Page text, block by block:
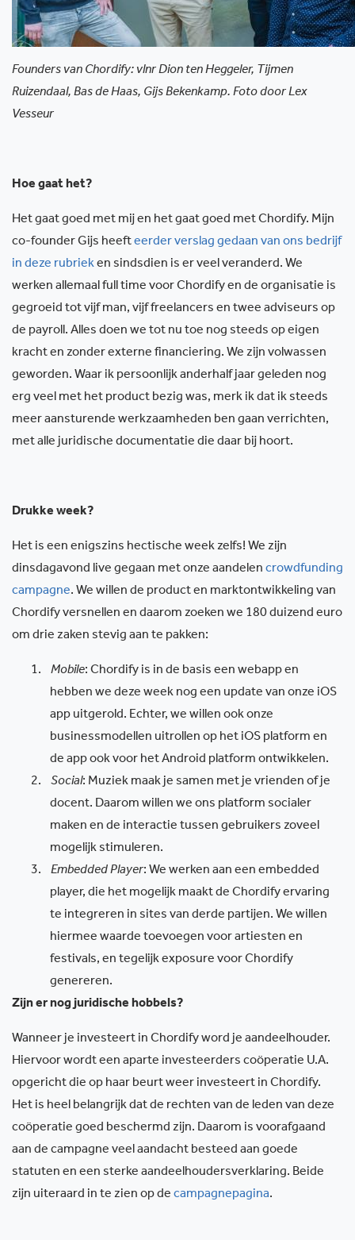
Founders van Chordify: vlnr Dion ten Heggeler, Tijmen
Ruizendaal, Bas de Haas, Gijs Bekenkamp. Foto door Lex
Vesseur
Hoe gaat het?
Het gaat goed met mij en het gaat goed met Chordify. Mijn
co-founder Gijs heefteerder verslag gedaan van ons bedrijf
in deze rubrieken sindsdien is er veel veranderd. We
werken allemaal full time voor Chordify en de organisatie is
gegroeid tot vijf man, vijf freelancers en twee adviseurs op
de payroll. Alles doen we tot nu toe nog steeds op eigen
kracht en zonder externe financiering. We zijn volwassen
geworden. Waar ik persoonlijk anderhalf jaar geleden nog
erg veel met het product bezig was, merk ik dat ik steeds
meer aansturende werkzaamheden ben gaan verrichten,
met alle juridische documentatie die daar bij hoort.
Drukke week?
Het is een enigszins hectische week zelfs! We zijn
dinsdagavond live gegaan met onze aandelen crowdfunding
campagne. We willen de product en marktontwikkeling van
Chordify versnellen en daarom zoeken we 180 duizend euro
om drie zaken stevig aan te pakken:
1. Mobile: Chordify is in de basis een webapp en
hebben we deze week nog een update van onze iOS
app uitgerold. Echter, we willen ook onze
businessmodellen uitrollen op het iOS platform en
de app ook voor het Android platform ontwikkelen.
2.
Social: Muziek maak je samen met je vrienden of je
docent. Daarom willen we ons platform socialer
maken en de interactie tussen gebruikers zoveel
mogelijk stimuleren.
3.
Embedded Player: We werken aan een embedded
player, die het mogelijk maakt de Chordify ervaring
te integreren in sites van derde partijen. We willen
hiermee waarde toevoegen voor artiesten en
festivals, en tegelijk exposure voor Chordify
genereren.
Zijn er nog juridische hobbels?
Wanneer je investeert in Chordify word je aandeelhouder.
Hiervoor wordt een aparte investeerders coöperatie U.A.
opgericht die op haar beurt weer investeert in Chordify.
Het is heel belangrijk dat de rechten van de leden van deze
coöperatie goed beschermd zijn. Daarom is voorafgaand
aan de campagne veel aandacht besteed aan goede
statuten en een sterke aandeelhoudersverklaring. Beide
zijn uiteraard in te zien op de campagnepagina.